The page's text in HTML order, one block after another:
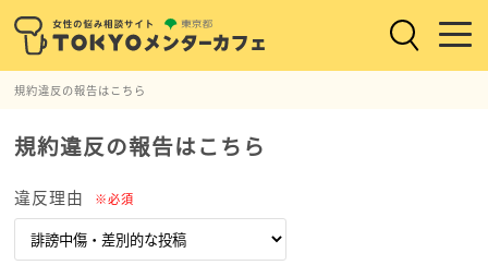
規約違反の報告はこちら
規約違反の報告はこちら
違反理由 ※必須